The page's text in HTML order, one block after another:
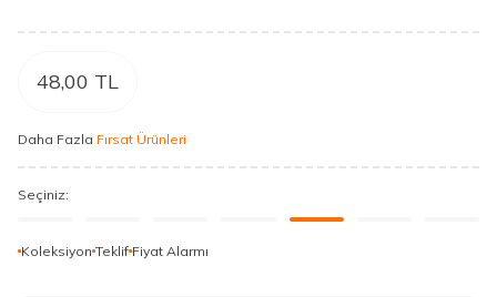
48,00 TL
Daha Fazla Fırsat Ürünleri
Seçiniz:
Koleksiyon Teklif Fiyat Alarmı